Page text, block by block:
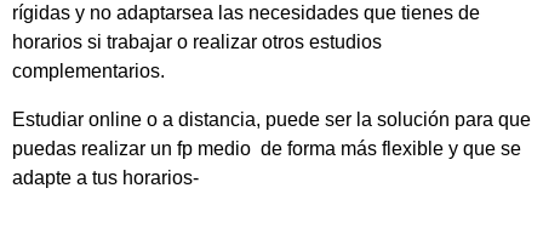
rígidas y no adaptarsea las necesidades que tienes de
horarios si trabajar o realizar otros estudios
complementarios.
Estudiar online o a distancia, puede ser la solución para que
puedas realizar un fp medio de forma más flexible y que se
adapte a tus horarios-